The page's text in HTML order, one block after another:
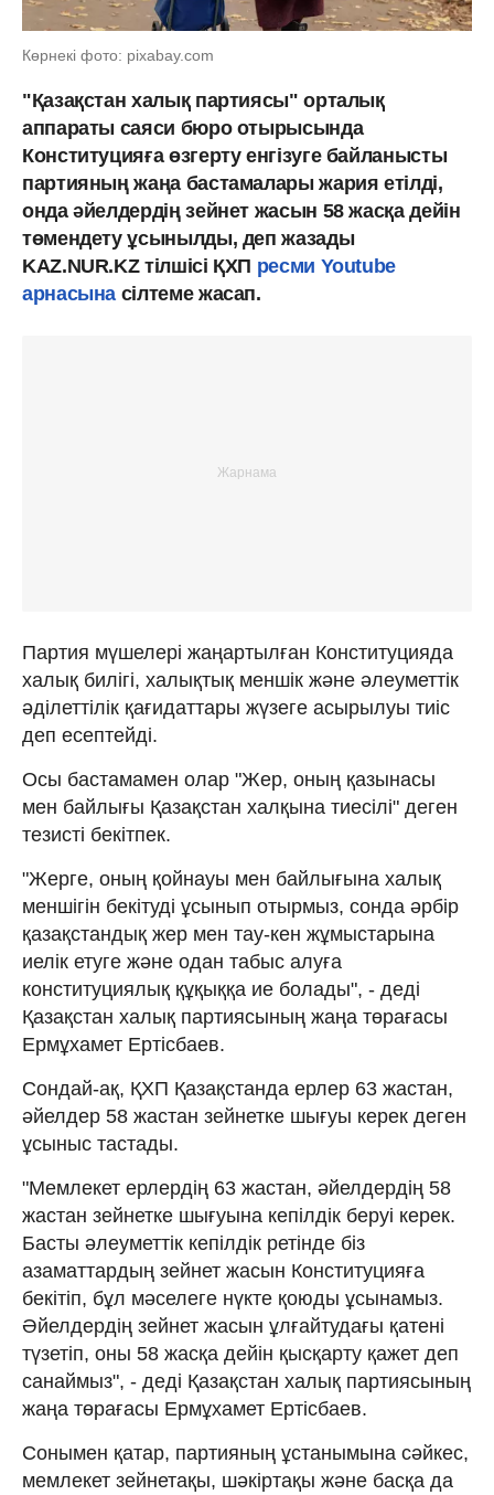
Көрнекі фото: pixabay.com
"Қазақстан халық партиясы" орталық
аппараты саяси бюро отырысында
Конституцияға өзгерту енгізуге байланысты
партияның жаңа бастамалары жария етілді,
онда әйелдердің зейнет жасын 58 жасқа дейін
төмендету ұсынылды, деп жазады
KAZ.NUR.KZ тілшісі ҚХП ресми Youtube
арнасына сілтеме жасап.
Партия мүшелері жаңартылған Конституцияда
халық билігі, халықтық меншік және әлеуметтік
әділеттілік қағидаттары жүзеге асырылуы тиіс
деп есептейді.
Осы бастамамен олар "Жер, оның қазынасы
мен байлығы Қазақстан халқына тиесілі" деген
тезисті бекітпек.
"Жерге, оның қойнауы мен байлығына халық
меншігін бекітуді ұсынып отырмыз, сонда әрбір
қазақстандық жер мен тау-кен жұмыстарына
иелік етуге және одан табыс алуға
конституциялық құқыққа ие болады", - деді
Қазақстан халық партиясының жаңа төрағасы
Ермұхамет Ертісбаев.
Сондай-ақ, ҚХП Қазақстанда ерлер 63 жастан,
әйелдер 58 жастан зейнетке шығуы керек деген
ұсыныс тастады.
"Мемлекет ерлердің 63 жастан, әйелдердің 58
жастан зейнетке шығуына кепілдік беруі керек.
Басты әлеуметтік кепілдік ретінде біз
азаматтардың зейнет жасын Конституцияға
бекітіп, бұл мәселеге нүкте қоюды ұсынамыз.
Әйелдердің зейнет жасын ұлғайтудағы қатені
түзетіп, оны 58 жасқа дейін қысқарту қажет деп
санаймыз", - деді Қазақстан халық партиясының
жаңа төрағасы Ермұхамет Ертісбаев.
Сонымен қатар, партияның ұстанымына сәйкес,
мемлекет зейнетақы, шәкіртақы және басқа да